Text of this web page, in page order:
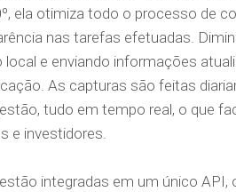
ela otimiza todo o processo de
nas tarefas efetuadas.
e enviando informações
As capturas são feitas
tudo em tempo real, o que
e investidores.
integradas em um único